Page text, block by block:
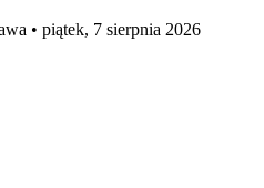
• piątek, 7 sierpnia 2026